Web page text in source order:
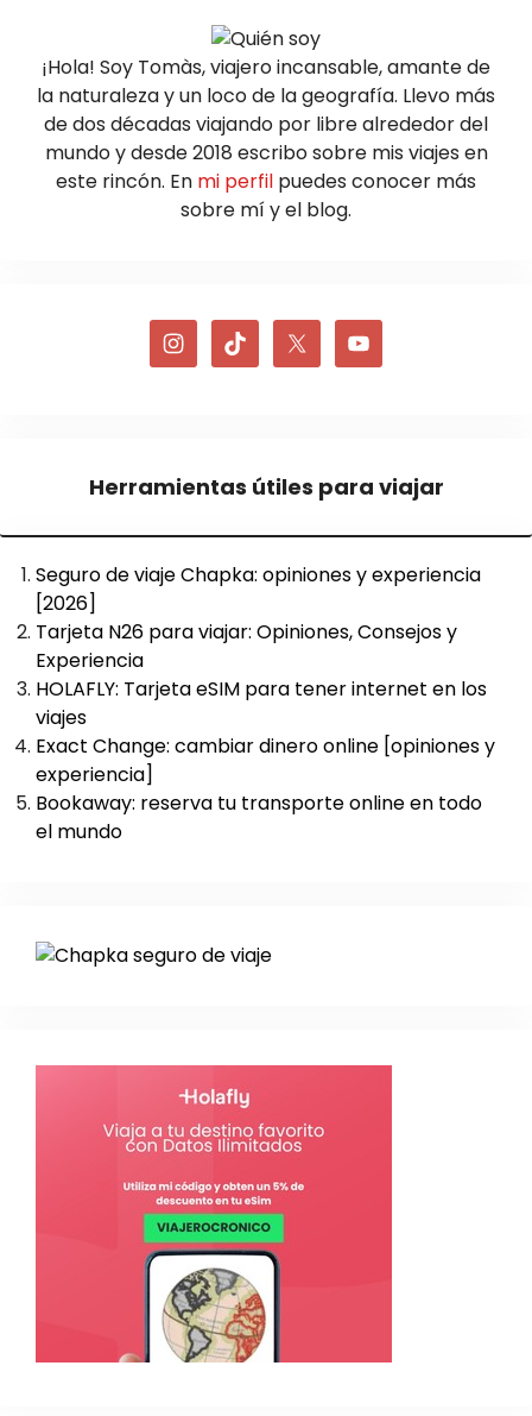
¡Hola! Soy Tomàs, viajero incansable, amante de
la naturaleza y un loco de la geografía. Llevo más
de dos décadas viajando por libre alrededor del
mundo y desde 2018 escribo sobre mis viajes en
este rincón. En mi perfil puedes conocer más
sobre mí y el blog.
Herramientas útiles para viajar
Seguro de viaje Chapka: opiniones y experiencia
[2026]
Tarjeta N26 para viajar: Opiniones, Consejos y
Experiencia
HOLAFLY: Tarjeta eSIM para tener internet en los
viajes
Exact Change: cambiar dinero online [opiniones y
experiencia]
Bookaway: reserva tu transporte online en todo
el mundo